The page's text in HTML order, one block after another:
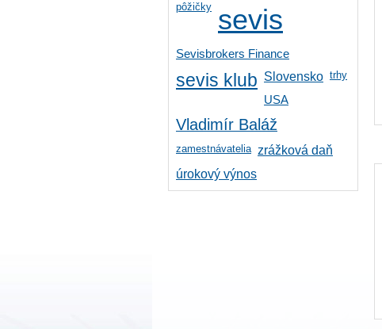
pôžičky sevis
Sevisbrokers Finance
sevis klub Slovensko trhy
USA
Vladimír Baláž
zamestnávatelia zrážková daň
úrokový výnos